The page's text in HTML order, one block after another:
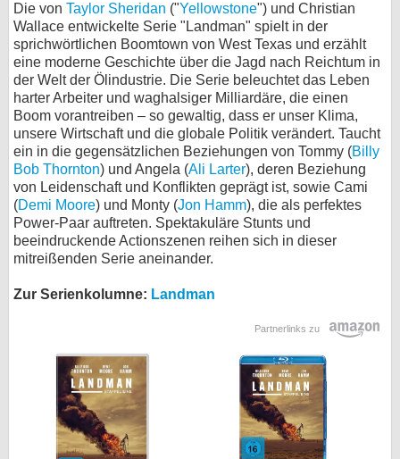
Die von Taylor Sheridan ("Yellowstone") und Christian
Wallace entwickelte Serie "Landman" spielt in der
sprichwörtlichen Boomtown von West Texas und erzählt
eine moderne Geschichte über die Jagd nach Reichtum in
der Welt der Ölindustrie. Die Serie beleuchtet das Leben
harter Arbeiter und waghalsiger Milliardäre, die einen
Boom vorantreiben – so gewaltig, dass er unser Klima,
unsere Wirtschaft und die globale Politik verändert. Taucht
ein in die gegensätzlichen Beziehungen von Tommy (Billy
Bob Thornton) und Angela (Ali Larter), deren Beziehung
von Leidenschaft und Konflikten geprägt ist, sowie Cami
(Demi Moore) und Monty (Jon Hamm), die als perfektes
Power-Paar auftreten. Spektakuläre Stunts und
beeindruckende Actionszenen reihen sich in dieser
mitreißenden Serie aneinander.
Zur Serienkolumne: Landman
Partnerlinks zu
Specials
SERVICE
Gewinnspiele
Forum
bei X
bei Facebook
Kontakt
Cookie-Einstellungen
Impressum
Desktop-Ansicht
myFanbase